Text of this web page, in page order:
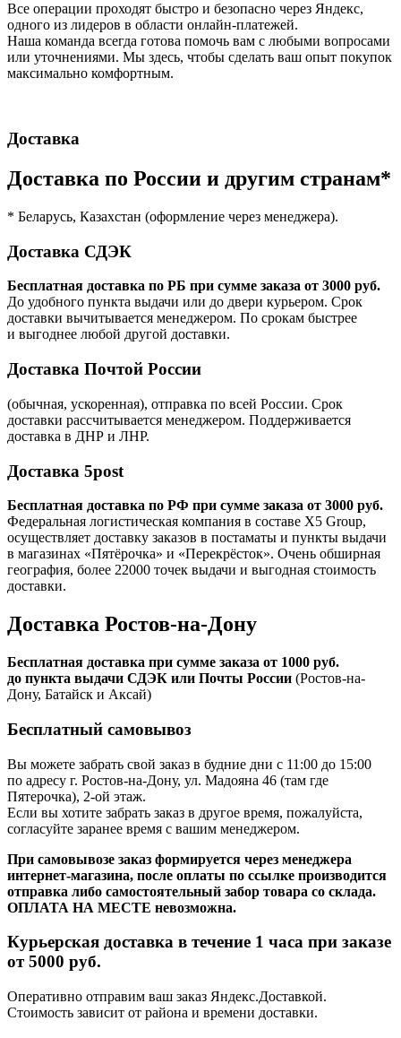
Все операции проходят быстро и безопасно через Яндекс,
одного из лидеров в области онлайн-платежей.
Наша команда всегда готова помочь вам с любыми вопросами
или уточнениями. Мы здесь, чтобы сделать ваш опыт покупок
максимально комфортным.
Доставка
Доставка по России и другим странам*
* Беларусь, Казахстан (оформление через менеджера).
Доставка СДЭК
Бесплатная доставка по РБ при сумме заказа от 3000 руб.
До удобного пункта выдачи или до двери курьером. Срок
доставки вычитывается менеджером. По срокам быстрее
и выгоднее любой другой доставки.
Доставка Почтой России
(обычная, ускоренная), отправка по всей России. Срок
доставки рассчитывается менеджером. Поддерживается
доставка в ДНР и ЛНР.
Доставка 5post
Бесплатная доставка по РФ при сумме заказа от 3000 руб.
Федеральная логистическая компания в составе X5 Group,
осуществляет доставку заказов в постаматы и пункты выдачи
в магазинах «Пятёрочка» и «Перекрёсток». Очень обширная
география, более 22000 точек выдачи и выгодная стоимость
доставки.
Доставка Ростов-на-Дону
Бесплатная доставка при сумме заказа от 1000 руб.
до пункта выдачи СДЭК или Почты России (Ростов-на-
Дону, Батайск и Аксай)
Бесплатный самовывоз
Вы можете забрать свой заказ в будние дни с 11:00 до 15:00
по адресу г. Ростов-на-Дону, ул. Мадояна 46 (там где
Пятерочка), 2-ой этаж.
Если вы хотите забрать заказ в другое время, пожалуйста,
согласуйте заранее время с вашим менеджером.
При самовывозе заказ формируется через менеджера
интернет-магазина, после оплаты по ссылке производится
отправка либо самостоятельный забор товара со склада.
ОПЛАТА НА МЕСТЕ невозможна.
Курьерская доставка в течение 1 часа при заказе
от 5000 руб.
Оперативно отправим ваш заказ Яндекс.Доставкой.
Стоимость зависит от района и времени доставки.